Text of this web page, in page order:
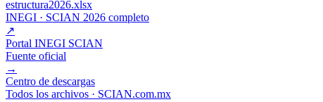
estructura2026.xlsx
INEGI · SCIAN 2026 completo
↗
Portal INEGI SCIAN
Fuente oficial
→
Centro de descargas
Todos los archivos · SCIAN.com.mx